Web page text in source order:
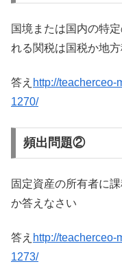
国境または国内の特
れる関税は国税か地
答え http://teacherceo-
1270/
頻出問題②
固定資産の所有者に
か答えなさい
答え http://teacherceo-
1273/